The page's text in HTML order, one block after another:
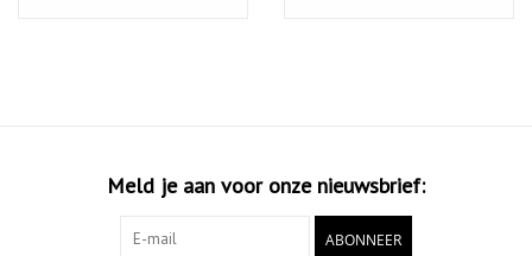
Meld je aan voor onze nieuwsbrief:
ABONNEER